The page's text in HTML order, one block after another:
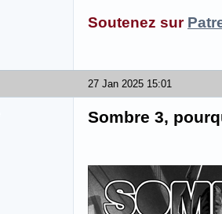
Soutenez sur
27 Jan 2025 15:01
Sombre 3,